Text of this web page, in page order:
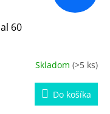
60
Skladom (>5 ks)
Do košíka